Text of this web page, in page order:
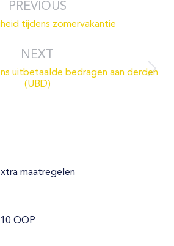
PREVIOUS
post:
tijdens zomervakantie
NEXT
Next
post:
uitbetaalde bedragen aan derden
(UBD)
maatregelen
OOP